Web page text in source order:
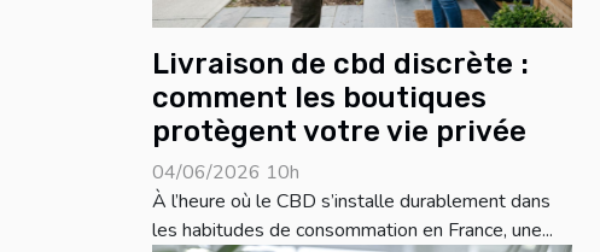
Livraison de cbd discrète :
comment les boutiques
protègent votre vie privée
04/06/2026 10h
À l’heure où le CBD s’installe durablement dans
les habitudes de consommation en France, une...